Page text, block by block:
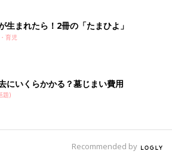
生まれたら！2冊の「たまひよ」
育児
にいくらかかる？墓じまい費用
題)
Recommended by